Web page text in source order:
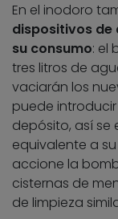
En el inodoro
dispositivos de
su consumo: el
tres litros de
vaciarán los
puede
depósito, así se
equivalente a
accione la
cisternas de
de limpieza